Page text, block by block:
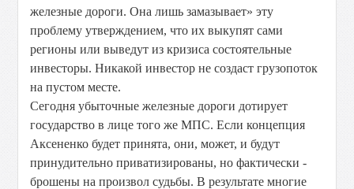
железные дороги. Она лишь замазывает» эту
проблему утверждением, что их выкупят сами
регионы или выведут из кризиса состоятельные
инвесторы. Никакой инвестор не создаст грузопоток
на пустом месте.
Сегодня убыточные железные дороги дотирует
государство в лице того же МПС. Если концепция
Аксененко будет принята, они, может, и будут
принудительно приватизированы, но фактически -
брошены на произвол судьбы. В результате многие